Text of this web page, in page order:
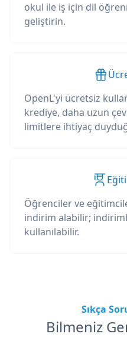
okul ile iş için dil
geliştirin.
OpenL'yi ücretsiz
krediye, daha uzun
limitlere ihtiyaç
Öğrenciler ve
indirim alabilir;
kullanılabilir.
Sıkça
Bilmeniz